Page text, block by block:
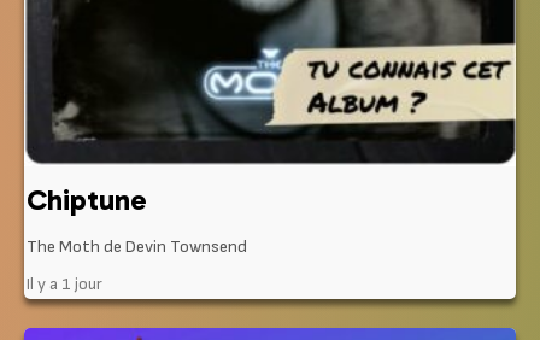
Chiptune
The Moth de Devin Townsend
Il y a 1 jour